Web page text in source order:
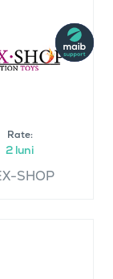
Rate:
2 luni
SHOP